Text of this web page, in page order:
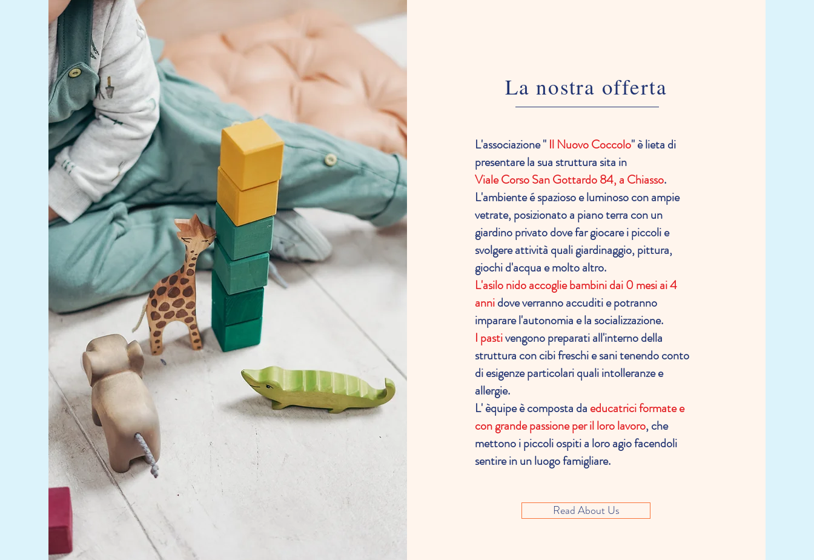
La nostra offerta
L'associazione " Il Nuovo Coccolo" è lieta di
presentare la sua struttura sita in
Viale Corso San Gottardo 84, a Chiasso.
L'ambiente é spazioso e luminoso con ampie
vetrate, posizionato a piano terra con un
giardino privato dove far giocare i piccoli e
svolgere attività quali giardinaggio, pittura,
giochi d'acqua e molto altro.
L'asilo nido accoglie bambini dai 0 mesi ai 4
annidove verranno accuditi e potranno
imparare l'autonomia e la socializzazione.
I pastivengono preparati all'interno della
struttura con cibi freschi e sani tenendo conto
di esigenze particolari quali intolleranze e
allergie.
L' èquipe è composta da educatrici formate e
con grande passione per il loro lavoro, che
mettono i piccoli ospiti a loro agio facendoli
sentire in un luogo famigliare.
Read About Us